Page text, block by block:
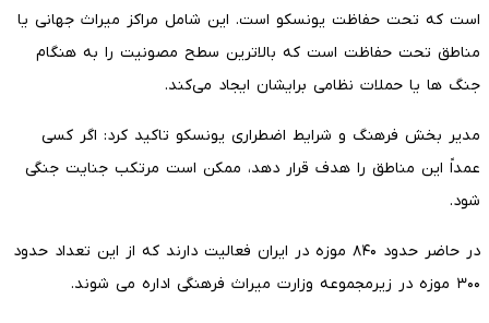
است که تحت حفاظت یونسکو است. این شامل مراکز میراث جهانی یا
مناطق تحت حفاظت است که بالاترین سطح مصونیت را به هنگام
جنگ ها یا حملات نظامی برایشان ایجاد می‌کند.
مدیر بخش فرهنگ و شرایط اضطراری یونسکو تاکید کرد: اگر کسی
عمداً این مناطق را هدف قرار دهد، ممکن است مرتکب جنایت جنگی
شود.
در حاضر حدود ۸۴۰ موزه در ایران فعالیت دارند که از این تعداد حدود
۳۰۰ موزه در زیرمجموعه وزارت میراث فرهنگی اداره می شوند.